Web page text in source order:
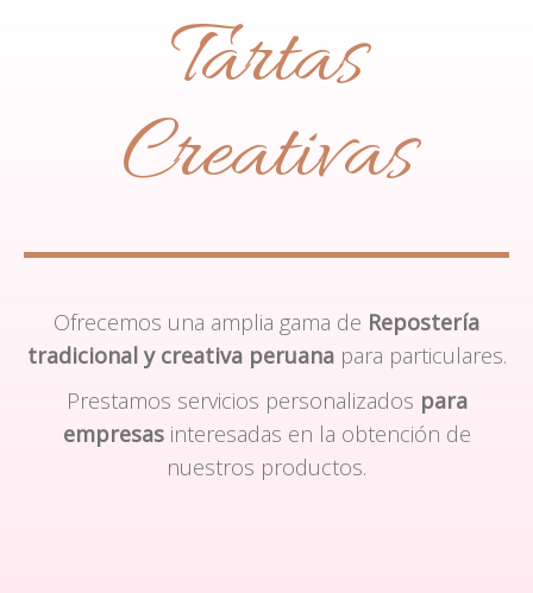
Tartas
Creativas
Ofrecemos una amplia gama de Repostería
tradicional y creativa peruanapara particulares.
Prestamos servicios personalizados para
empresasinteresadas en la obtención de
nuestros productos.